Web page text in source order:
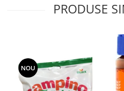
PRODUSE
NOU